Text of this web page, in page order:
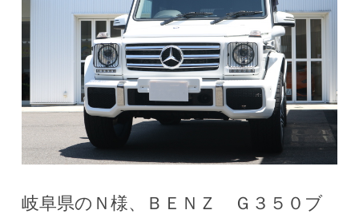
岐阜県のＮ様、ＢＥＮＺ Ｇ３５０ブ